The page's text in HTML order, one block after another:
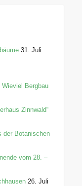
31. Juli
Bergbau
Zinnwald“
der Botanischen
vom 28. –
26. Juli